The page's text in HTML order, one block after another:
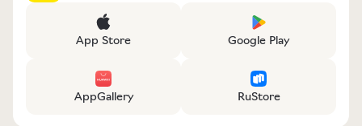
App Store Google Play
AppGallery RuStore